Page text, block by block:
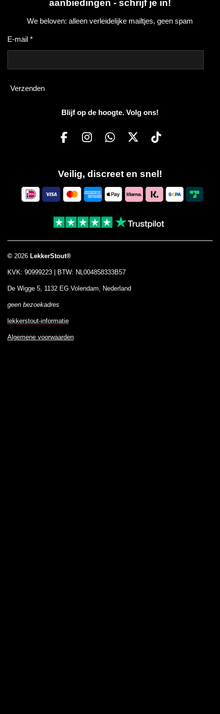
aanbiedingen - schrijf je in!
We beloven: alleen verleidelijke mailtjes, geen spam
E-mail *
Verzenden
Blijf op de hoogte. Volg ons!
F
e
b
o
k
I
t
a
g
a
m
W
t
s
A
p
X
T
T
o
k
Veilig, discreet en snel!
© 2026 LekkerStout®
KVK: 90999223 | BTW: NL004858333B57
De Wigge 5, 1132 EG Volendam, Nederland
geen bezoekadres
lekkerstout-informatie
Algemene voorwaarden